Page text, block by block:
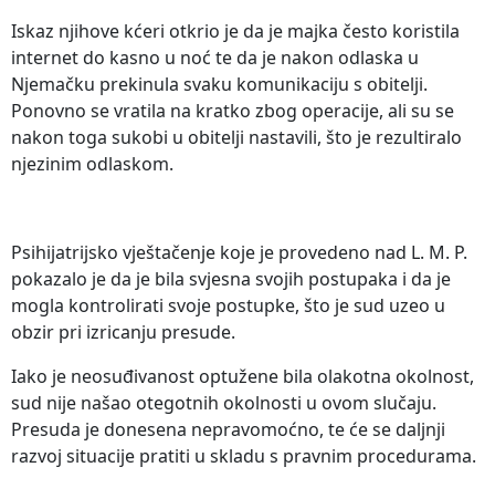
Iskaz njihove kćeri otkrio je da je majka često koristila
internet do kasno u noć te da je nakon odlaska u
Njemačku prekinula svaku komunikaciju s obitelji.
Ponovno se vratila na kratko zbog operacije, ali su se
nakon toga sukobi u obitelji nastavili, što je rezultiralo
njezinim odlaskom.
Psihijatrijsko vještačenje koje je provedeno nad L. M. P.
pokazalo je da je bila svjesna svojih postupaka i da je
mogla kontrolirati svoje postupke, što je sud uzeo u
obzir pri izricanju presude.
Iako je neosuđivanost optužene bila olakotna okolnost,
sud nije našao otegotnih okolnosti u ovom slučaju.
Presuda je donesena nepravomoćno, te će se daljnji
razvoj situacije pratiti u skladu s pravnim procedurama.